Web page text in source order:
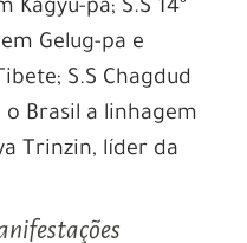
pa; S.S 14º
Gelug-pa e
S.S Chagdud
Brasil a linhagem
Trinzin, líder da